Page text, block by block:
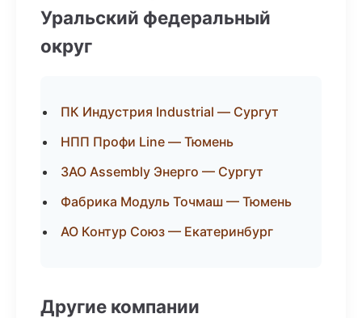
Уральский федеральный
округ
ПК Индустрия Industrial — Сургут
НПП Профи Line — Тюмень
ЗАО Assembly Энерго — Сургут
Фабрика Модуль Точмаш — Тюмень
АО Контур Союз — Екатеринбург
Другие компании